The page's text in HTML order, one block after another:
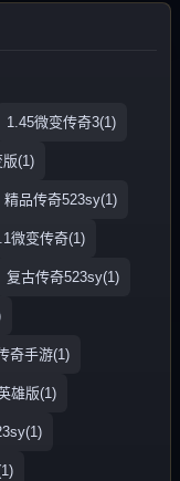
1.45微变传奇3(1)
版(1)
精品传奇523sy(1)
微变传奇(1)
复古传奇523sy(1)
奇手游(1)
雄版(1)